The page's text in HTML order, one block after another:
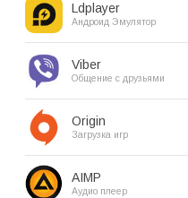
Ldplayer
Андроид Эмулятор
Viber
Общение с друзьями
Origin
Загрузка игр
AIMP
Аудио плеер